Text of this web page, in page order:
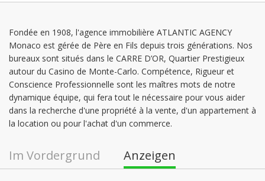
Montag: 09:00 - 17:30
Dienstag: 09:00 - 17:30
Mittwoch: 09:00 - 17:30
Fondée en 1908, l'agence immobilière ATLANTIC AGENCY
Monaco est gérée de Père en Fils depuis trois générations. Nos
bureaux sont situés dans le CARRE D’OR, Quartier Prestigieux
autour du Casino de Monte-Carlo. Compétence, Rigueur et
Conscience Professionnelle sont les maîtres mots de notre
dynamique équipe, qui fera tout le nécessaire pour vous aider
dans la recherche d'une propriété à la vente, d'un appartement à
la location ou pour l'achat d'un commerce.
Im Vordergrund Anzeigen